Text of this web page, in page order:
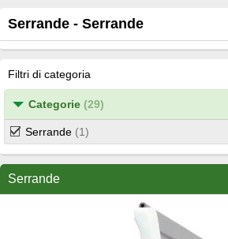
Serrande - Serrande
Filtri di categoria
Categorie (29)
Serrande (1)
Serrande